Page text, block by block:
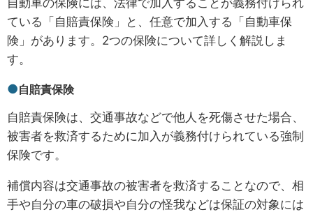
ている「自賠責保険」と、任意で加入する「自動車保
険」があります。2つの保険について詳しく解説しま
す。
自賠責保険
自賠責保険は、交通事故などで他人を死傷させた場合、
被害者を救済するために加入が義務付けられている強制
保険です。
補償内容は交通事故の被害者を救済することなので、相
手や自分の車の破損や自分の怪我などは保証の対象には